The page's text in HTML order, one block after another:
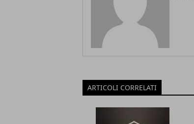
ARTICOLI CORRELATI